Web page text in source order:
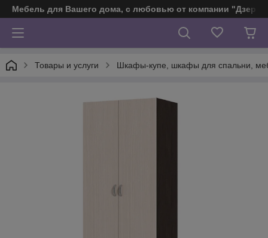
Мебель для Вашего дома, с любовью от компании
Товары и услуги Шкафы-купе, шкафы для спальни,